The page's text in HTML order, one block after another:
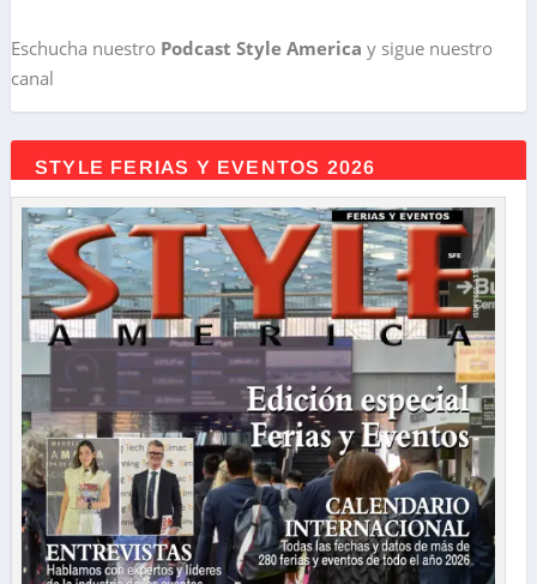
Eschucha nuestro Podcast Style America y sigue nuestro
canal
STYLE FERIAS Y EVENTOS 2026